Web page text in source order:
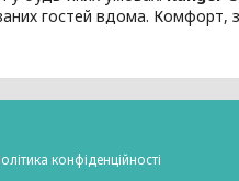
гостей вдома. Комфорт,
конфіденційності